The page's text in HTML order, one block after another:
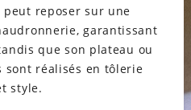
peut reposer sur une
garantissant
que son plateau ou
sont réalisés en tôlerie
style.